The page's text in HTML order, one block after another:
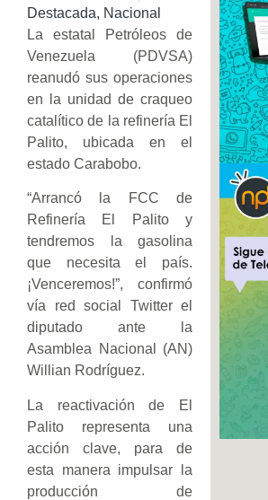
Destacada, Nacional
La estatal Petróleos de
Venezuela (PDVSA)
reanudó sus operaciones
en la unidad de craqueo
catalítico de la refinería El
Palito, ubicada en el
estado Carabobo.
“Arrancó la FCC de
Refinería El Palito y
tendremos la gasolina
que necesita el país.
¡Venceremos!”, confirmó
vía red social Twitter el
diputado ante la
Asamblea Nacional (AN)
Willian Rodríguez.
La reactivación de El
Palito representa una
acción clave, para de
esta manera impulsar la
producción de